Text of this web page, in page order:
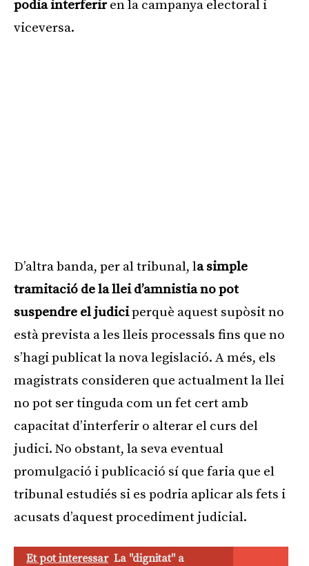
podia interferiren la campanya electoral i
viceversa.
D’altra banda, per al tribunal, la simple
tramitació de la llei d’amnistia no pot
suspendre el judiciperquè aquest supòsit no
està prevista a les lleis processals fins que no
s’hagi publicat la nova legislació. A més, els
magistrats consideren que actualment la llei
no pot ser tinguda com un fet cert amb
capacitat d’interferir o alterar el curs del
judici. No obstant, la seva eventual
promulgació i publicació sí que faria que el
tribunal estudiés si es podria aplicar als fets i
acusats d’aquest procediment judicial.
Et pot interessar La "dignitat" a